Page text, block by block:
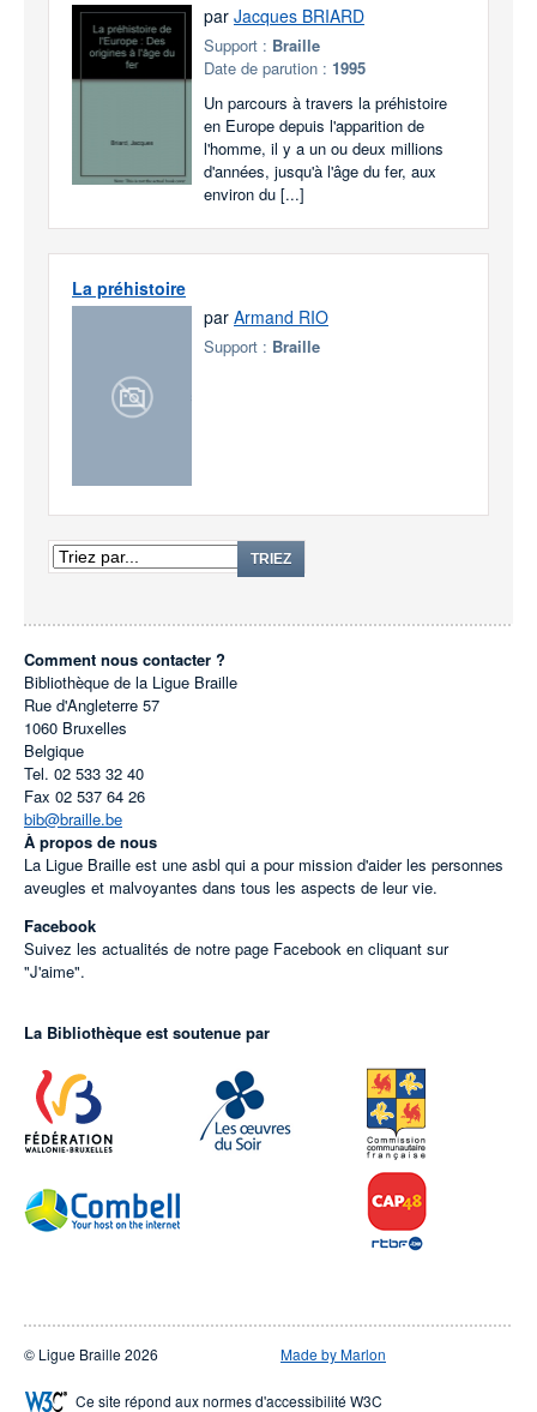
par Jacques BRIARD
Support : Braille
Date de parution : 1995
Un parcours à travers la préhistoire
en Europe depuis l'apparition de
l'homme, il y a un ou deux millions
d'années, jusqu'à l'âge du fer, aux
environ du [...]
La préhistoire
par Armand RIO
Support : Braille
TRIEZ
Comment nous contacter ?
Bibliothèque de la Ligue Braille
Rue d'Angleterre 57
1060 Bruxelles
Belgique
Tel. 02 533 32 40
Fax 02 537 64 26
bib@braille.be
À propos de nous
La Ligue Braille est une asbl qui a pour mission d'aider les personnes
aveugles et malvoyantes dans tous les aspects de leur vie.
Facebook
Suivez les actualités de notre page Facebook en cliquant sur
"J'aime".
La Bibliothèque est soutenue par
© Ligue Braille 2026 Made by Marlon
Ce site répond aux normes d'accessibilité W3C